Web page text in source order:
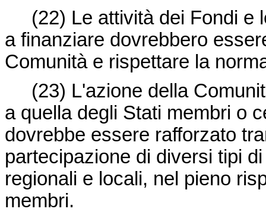
(22) Le attività dei Fondi e
a finanziare dovrebbero
Comunità e rispettare la
(23) L'azione della
a quella degli Stati membri o
dovrebbe essere rafforzato
partecipazione di diversi tipi
regionali e locali, nel pieno
membri.